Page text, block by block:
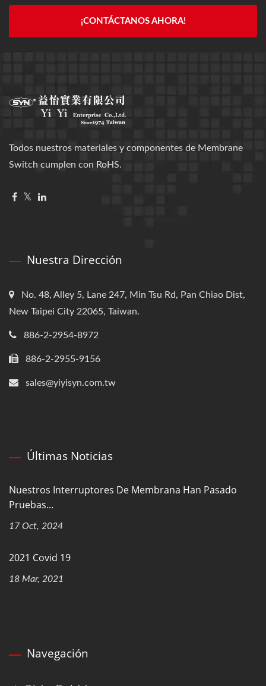
¡CONTÁCTANOS AHORA!
Todos nuestros materiales y componentes de Membrane
Switch cumplen con RoHS.
Nuestra Dirección
No. 48, Alley 5, Lane 247, Min Tsu Rd, Pan Chiao Dist,
New Taipei City 22065, Taiwan.
886-2-2954-8972
886-2-2955-9156
sales@yiyisyn.com.tw
Últimas Noticias
Nuestros Interruptores De Membrana Han Pasado
Pruebas...
17 Oct, 2024
2021 Covid 19
18 Mar, 2021
Navegación